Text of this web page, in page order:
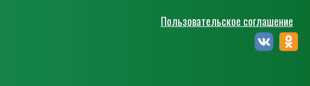
Пользовательское соглашение